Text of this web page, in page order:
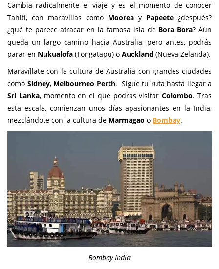
Cambia radicalmente el viaje y es el momento de conocer
Tahití, con maravillas como Moorea y Papeete ¿después?
¿qué te parece atracar en la famosa isla de Bora Bora? Aún
queda un largo camino hacia Australia, pero antes, podrás
parar en Nukualofa (Tongatapu) o Auckland (Nueva Zelanda).
Maravíllate con la cultura de Australia con grandes ciudades
como Sidney, Melbourneo Perth. Sigue tu ruta hasta llegar a
Sri Lanka, momento en el que podrás visitarColombo. Tras
esta escala, comienzan unos días apasionantes en la India,
mezclándote con la cultura de Marmagao o Bombay.
Bombay India